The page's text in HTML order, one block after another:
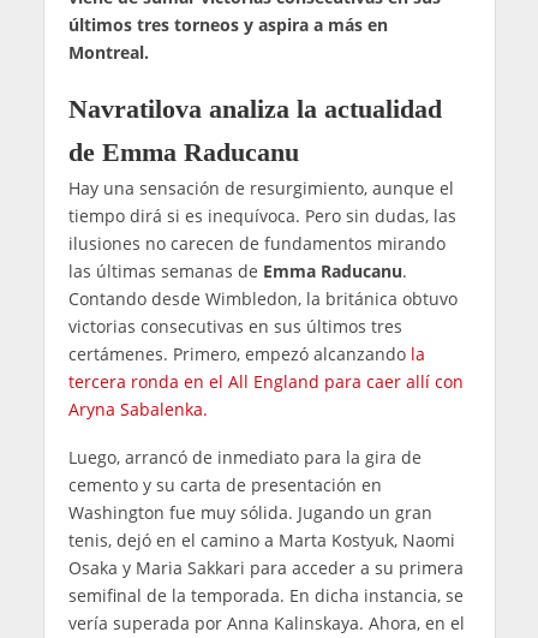
últimos tres torneos y aspira a más en
Montreal.
Navratilova analiza la actualidad
de Emma Raducanu
Hay una sensación de resurgimiento, aunque el
tiempo dirá si es inequívoca. Pero sin dudas, las
ilusiones no carecen de fundamentos mirando
las últimas semanas de Emma Raducanu.
Contando desde Wimbledon, la británica obtuvo
victorias consecutivas en sus últimos tres
certámenes. Primero, empezó alcanzando la
tercera ronda en el All England para caer allí con
Aryna Sabalenka.
Luego, arrancó de inmediato para la gira de
cemento y su carta de presentación en
Washington fue muy sólida. Jugando un gran
tenis, dejó en el camino a Marta Kostyuk, Naomi
Osaka y Maria Sakkari para acceder a su primera
semifinal de la temporada. En dicha instancia, se
vería superada por Anna Kalinskaya. Ahora, en el